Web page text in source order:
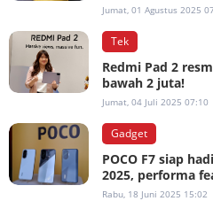
Jumat, 01 Agustus 2025
Tek
Redmi Pad 2
bawah 2 juta!
Jumat, 04 Juli 2025 07:10
Gadget
POCO F7 siap
2025, performa
Rabu, 18 Juni 2025 15:02